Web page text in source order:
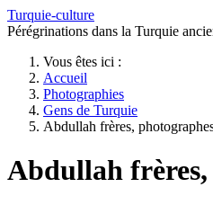
Turquie-culture
Pérégrinations dans la Turquie
Vous êtes ici :
Accueil
Photographies
Gens de Turquie
Abdullah frères,
Abdullah